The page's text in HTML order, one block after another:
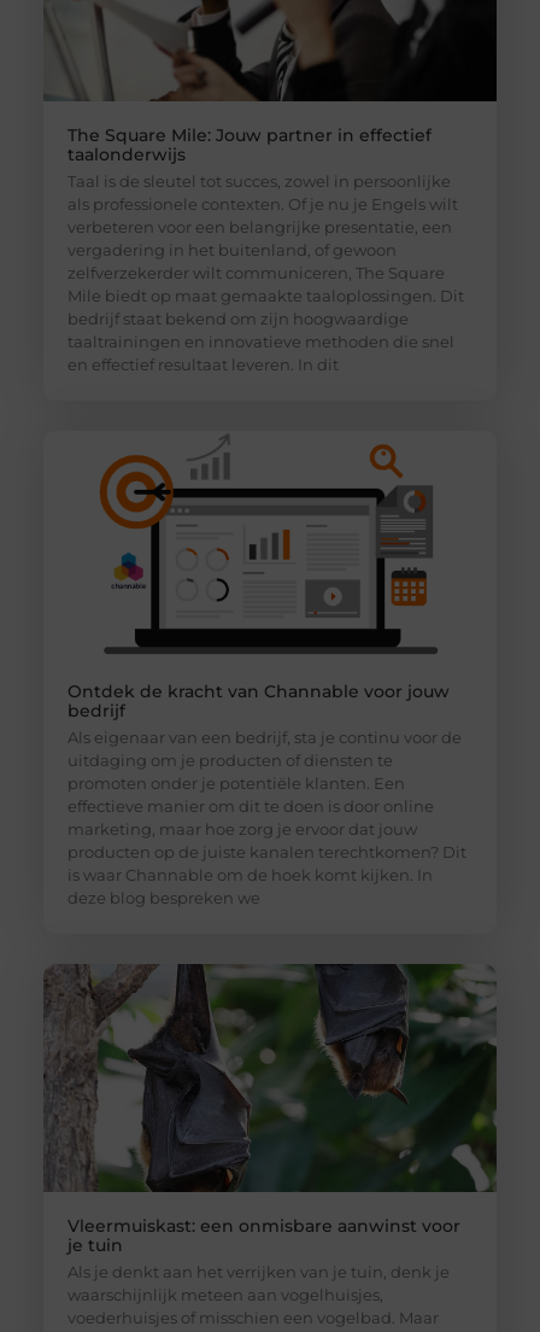
The Square Mile: Jouw partner in effectief
taalonderwijs
Taal is de sleutel tot succes, zowel in persoonlijke
als professionele contexten. Of je nu je Engels wilt
verbeteren voor een belangrijke presentatie, een
vergadering in het buitenland, of gewoon
zelfverzekerder wilt communiceren, The Square
Mile biedt op maat gemaakte taaloplossingen. Dit
bedrijf staat bekend om zijn hoogwaardige
taaltrainingen en innovatieve methoden die snel
en effectief resultaat leveren. In dit
Ontdek de kracht van Channable voor jouw
bedrijf
Als eigenaar van een bedrijf, sta je continu voor de
uitdaging om je producten of diensten te
promoten onder je potentiële klanten. Een
effectieve manier om dit te doen is door online
marketing, maar hoe zorg je ervoor dat jouw
producten op de juiste kanalen terechtkomen? Dit
is waar Channable om de hoek komt kijken. In
deze blog bespreken we
Vleermuiskast: een onmisbare aanwinst voor
je tuin
Als je denkt aan het verrijken van je tuin, denk je
waarschijnlijk meteen aan vogelhuisjes,
voederhuisjes of misschien een vogelbad. Maar